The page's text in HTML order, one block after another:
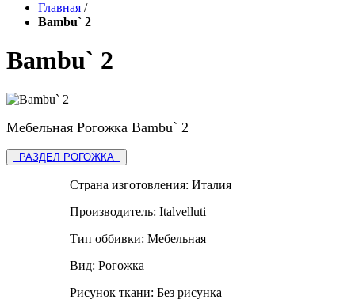
Главная /
Bambu` 2
Bambu` 2
Мебельная Рогожка Bambu` 2
РАЗДЕЛ РОГОЖКА
Страна изготовления: Италия
Производитель: Italvelluti
Тип оббивки: Мебельная
Вид: Рогожка
Рисунок ткани: Без рисунка